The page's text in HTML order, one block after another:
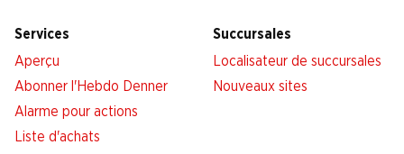
Services
Aperçu
Abonner l'Hebdo Denner
Alarme pour actions
Liste d'achats
Succursales
Localisateur de succursales
Nouveaux sites